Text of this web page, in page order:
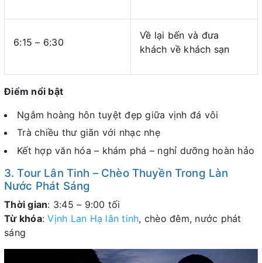
6:15 – 6:30
Về lại bến và đưa
khách về khách sạn
Điểm nổi bật
Ngắm hoàng hôn tuyệt đẹp giữa vịnh đá vôi
Trà chiều thư giãn với nhạc nhẹ
Kết hợp văn hóa – khám phá – nghỉ dưỡng hoàn hảo
3. Tour Lân Tinh – Chèo Thuyền Trong Làn
Nước Phát Sáng
Thời gian: 3:45 – 9:00 tối
Từ khóa:Vịnh Lan Hạ lân tinh, chèo đêm, nước phát
sáng